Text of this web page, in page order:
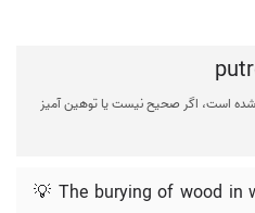
است، اگر صحیح نیست یا توهین آمیز
💡 The burying of wood in